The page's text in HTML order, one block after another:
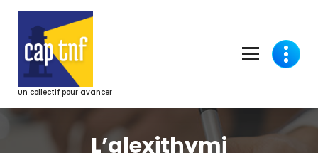
contenu
Un collectif pour avancer
L’alexithymi